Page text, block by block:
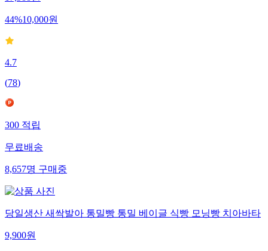
44%10,000원
4.7
(78)
300적립
무료배송
8,657명구매중
당일생산 새싹발아 통밀빵 통밀 베이글 식빵 모닝빵 치아바타
9,900원